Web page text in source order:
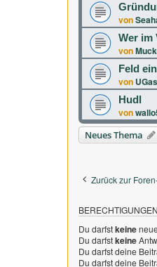
von
Wer im
von
Feld
von
Hudl
von
Neues Thema
Zurück zur
Du darfstkeine
Du darfstkeine
Du darfst deine
Du darfst deine